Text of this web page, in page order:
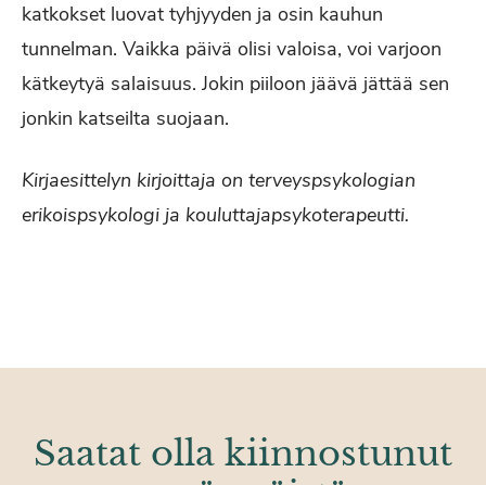
katkokset luovat tyhjyyden ja osin kauhun
tunnelman. Vaikka päivä olisi valoisa, voi varjoon
kätkeytyä salaisuus. Jokin piiloon jäävä jättää sen
jonkin katseilta suojaan.
Kirjaesittelyn kirjoittaja on terveyspsykologian
erikoispsykologi ja kouluttajapsykoterapeutti.
Saatat olla kiinnostunut